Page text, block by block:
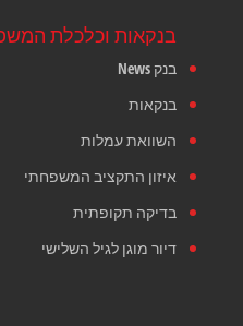
בנקאות וכלכלת
בנק News
בנקאות
השוואת עמלות
איזון התקציב המשפחתי
בדיקה תקופתית
דיור מוגן לגיל השלישי